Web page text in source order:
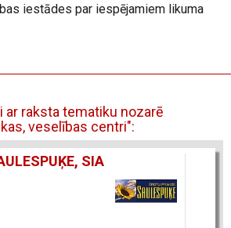
iestādes par iespējamiem likuma
ar raksta tematiku nozarē
veselības centri":
SIA